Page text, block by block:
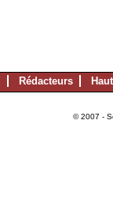
Rédacteurs
© 2007 -